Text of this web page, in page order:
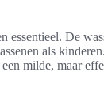
essentieel. De
als
milde, maar